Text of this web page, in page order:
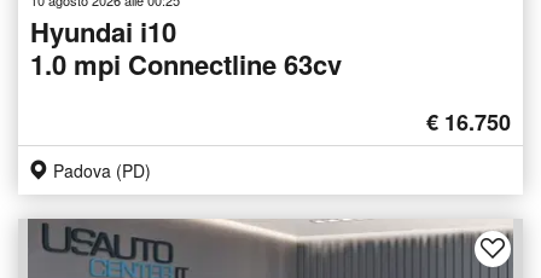
Hyundai i10
1.0 mpi Connectline 63cv
€ 16.750
Padova (PD)